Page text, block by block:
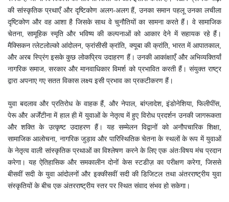
की सांस्कृतिक प्रथाएँ और दृष्टिकोण अलग-अलग हैं, उनका समान पहलू उनका लचीला
दृष्टिकोण और वह आशा है जिसके साथ वे चुनौतियों का सामना करते हैं। वे सामाजिक
चेतना, सामूहिक स्मृति और भविष्य की कल्पनाओं को आकार देने में सहायक रहे हैं।
मैक्सिकन त्लेटलोल्को आंदोलन, फ्रांसीसी क्रांति, क्यूबा की क्रांति, भारत में आपातकाल,
और अरब स्प्रिंग इसके कुछ लोकप्रिय उदाहरण हैं। उनकी आकांक्षाएँ और अभिव्यक्तियाँ
नागरिक समाज, सरकार और मानवाधिकार विमर्श को प्रभावित करती हैं। संयुक्त राष्ट्र
द्वारा अपनाए गए सतत विकास लक्ष्य इसी प्रभाव का प्रकटीकरण हैं।
युवा बदलाव और प्रतिरोध के वाहक हैं, और नेपाल, बांग्लादेश, इंडोनेशिया, फिलीपींस,
पेरू और अर्जेंटीना में हाल ही में युवाओं के नेतृत्व में हुए विरोध प्रदर्शन उनकी जागरूकता
और शक्ति के उत्कृष्ट उदाहरण हैं। यह सम्मेलन विद्वानों को अनौपचारिक शिक्षा,
सामाजिक आलोचना, नागरिक जुड़ाव और पारिस्थितिक चेतना के स्थलों के रूप में युवाओं
के नेतृत्व वाली सांस्कृतिक प्रथाओं का विश्लेषण करने के लिए एक अंतःविषय मंच प्रदान
करेगा। यह ऐतिहासिक और समकालीन दोनों केस स्टडीज़ का परीक्षण करेगा, जिससे
बीसवीं सदी के युवा आंदोलनों और इक्कीसवीं सदी की डिजिटल तथा अंतरराष्ट्रीय युवा
संस्कृतियों के बीच एक अंतरराष्ट्रीय स्तर पर स्थित संवाद संभव हो सकेगा।